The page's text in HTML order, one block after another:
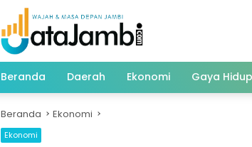
Beranda Daerah Ekonomi Gaya Hidup
Beranda Ekonomi
Ekonomi